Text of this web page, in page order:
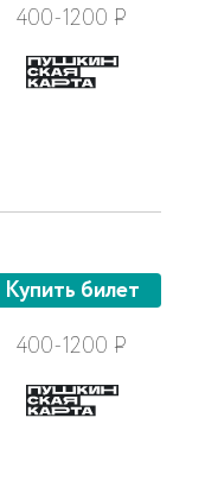
400-1200 Р
Купить билет
400-1200 Р